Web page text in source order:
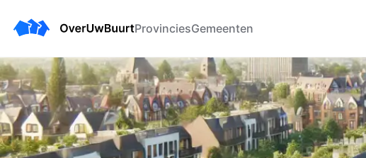
ProvinciesGemeenten